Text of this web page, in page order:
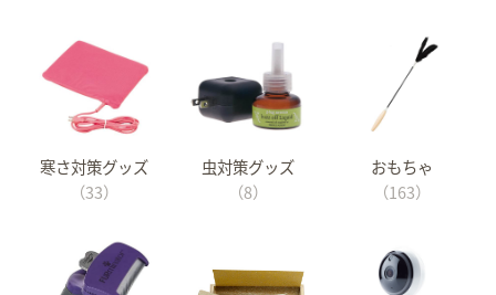
寒さ対策グッズ
（33）
虫対策グッズ
（8）
おもちゃ
（163）